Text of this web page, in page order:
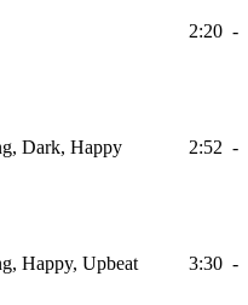
2:20 -
Dark, Happy 2:52 -
Happy, Upbeat 3:30 -